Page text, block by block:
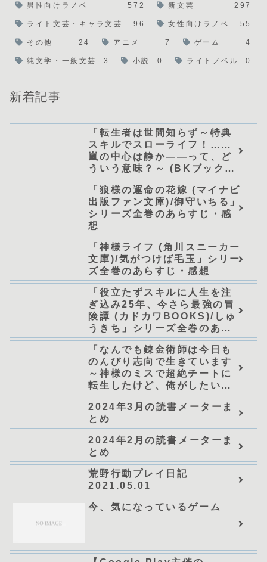
男性向けラノベ 572 新文芸 297
ライト文芸・キャラ文芸 96 女性向けラノベ 55
その他 24 アニメ 7 ゲーム 4
純文学・一般文芸 3 小説 0 ライトノベル 0
新着記事
「転生者は世間知らず～特典
スキルでスローライフ！……
嵐の中心は静か――って、ど
ういう意味？～ (BKブック
ス)/唖鳴蝉」シリーズ全巻のあ
らすじ・感想
「狼様の運命の花嫁 (マイナビ
出版ファン文庫)/御守いちる」
シリーズ全巻のあらすじ・感
想
「神様ライフ (角川スニーカー
文庫)/気がつけば毛玉」シリー
ズ全巻のあらすじ・感想
「役立たずスキルに人生を注
ぎ込み25年、今さら最強の冒
険譚 (カドカワBOOKS)/しゅ
うきち」シリーズ全巻のあら
すじ・感想
「なんでも錬金術師は今日も
のんびり志向で生きています
～神様のミスで超絶チートに
転生したけど、俺がしたいの
は冒険じゃなくてホワイト商
会の立上げです～（グラスト
ノベルス） (グラスト
NOVELS)/可換環」シリーズ
全巻のあらすじ・感想
2024年3月の読書メーターま
とめ
2024年2月の読書メーターま
とめ
荒野行動プレイ日記
2021.05.01
今、気になっているゲーム